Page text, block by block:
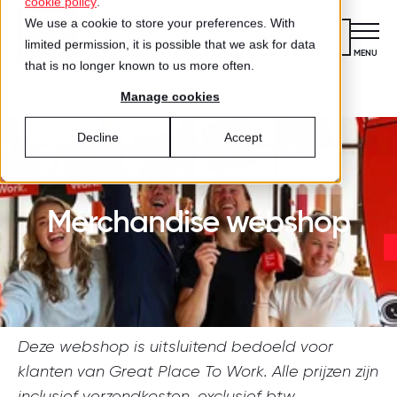
We use a cookie to store your preferences. With
limited permission, it is possible that we ask for data
that is no longer known to us more often.
Manage cookies
Accept
Decline
Kennismaken
MENU
CLOSE
VOOR ORGANISATIES
Wat is certificering?
Aanmelden voor certificering
VOOR MEDEWERKERS
Gecertificeerde organisaties
TEST
Is jouw organisatie een great place
to work?
Diensten
Medewerkersonderzoek
Certificering
Best Workplaces
Culture Coaching
Best Workplaces™
ZO WERKT HET
Hoe werkt het?
Aanmelden
LIJSTEN
Best Workplaces™ Nederland
Inspiratie
Agenda
Over ons
Ons verhaal
Certificering Trots
Merchandise webshop
Deze webshop is uitsluitend bedoeld voor
klanten van Great Place To Work. Alle prijzen zijn